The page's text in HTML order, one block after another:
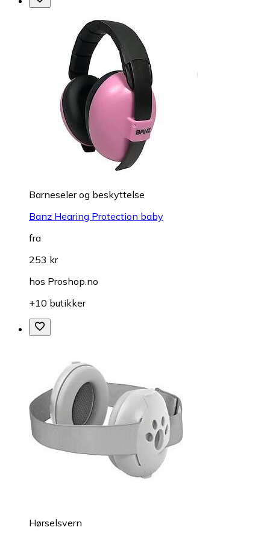
Barneseler og beskyttelse
Banz Hearing Protection baby
fra
253 kr
hos Proshop.no
+10 butikker
Hørselsvern